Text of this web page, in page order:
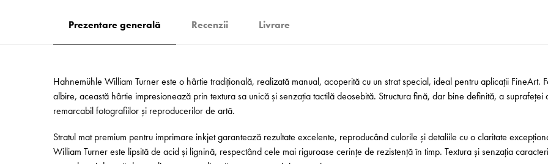
Prezentare generală Recenzii Livrare
Hahnemühle William Turner este o hârtie tradițională, realizată manual, acoperită cu un strat special, ideal pentru aplicații
albire, această hârtie impresionează prin textura sa unică și senzația tactilă deosebită. Structura fină, dar bine definită, a
remarcabil fotografiilor și reproducerilor de artă.
Stratul mat premium pentru imprimare inkjet garantează rezultate excelente, reproducând culorile și detaliile cu o claritate
William Turner este lipsită de acid și lignină, respectând cele mai riguroase cerințe de rezistență în timp. Textura și senzația